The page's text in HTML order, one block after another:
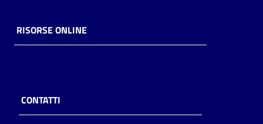
RISORSE ONLINE
CONTATTI